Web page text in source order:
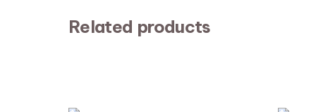
Related products